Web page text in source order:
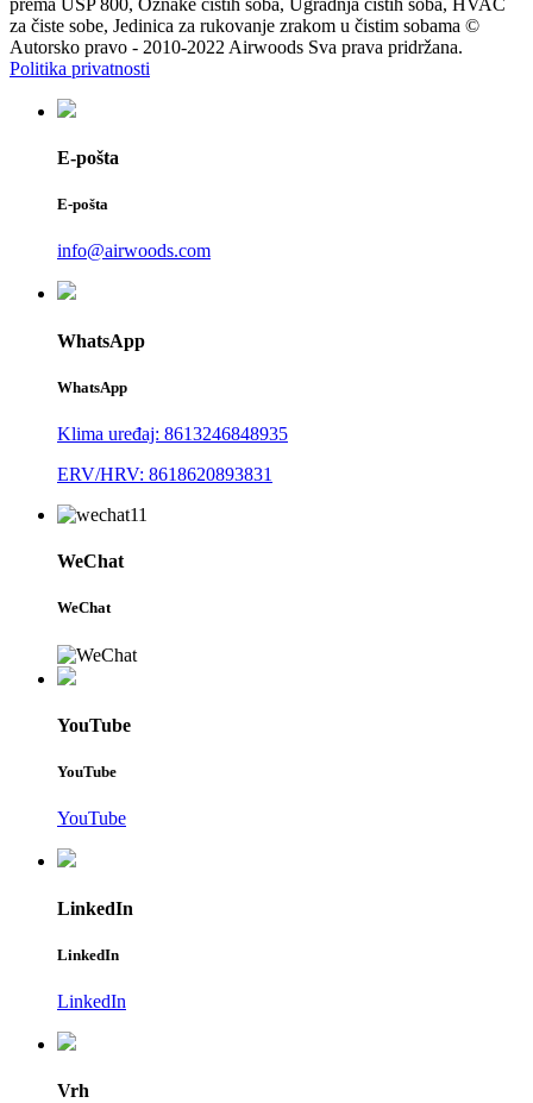
za čiste sobe, Jedinica za rukovanje zrakom u čistim sobama ©
Autorsko pravo - 2010-2022 Airwoods Sva prava pridržana.
Politika privatnosti
E-pošta
E-pošta
info@airwoods.com
WhatsApp
WhatsApp
Klima uređaj: 8613246848935
ERV/HRV: 8618620893831
WeChat
WeChat
YouTube
YouTube
YouTube
LinkedIn
LinkedIn
LinkedIn
Vrh